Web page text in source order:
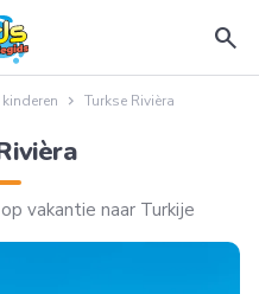
search
Turkse Rivièra
vakantie naar Turkije